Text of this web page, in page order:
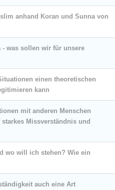
anhand Koran und Sunna von
- was sollen wir für unsere
einen theoretischen
kann
mit anderen Menschen
Missverständnis und
wo will ich stehen? Wie ein
auch eine Art